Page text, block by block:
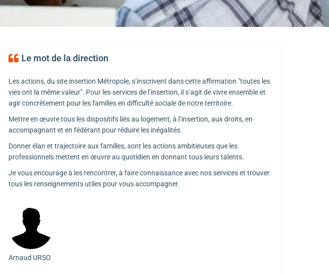
Le mot de la direction
Les actions, du site insertion Métropole, s’inscrivent dans cette affirmation "toutes les
vies ont la même valeur". Pour les services de l’insertion, il s’agit de vivre ensemble et
agir concrètement pour les familles en difficulté sociale de notre territoire.
Mettre en œuvre tous les dispositifs liés au logement, à l’insertion, aux droits, en
accompagnant et en fédérant pour réduire les inégalités.
Donner élan et trajectoire aux familles, sont les actions ambitieuses que les
professionnels mettent en œuvre au quotidien en donnant tous leurs talents.
Je vous encourage à les rencontrer, à faire connaissance avec nos services et trouver
tous les renseignements utiles pour vous accompagner.
Arnaud URSO